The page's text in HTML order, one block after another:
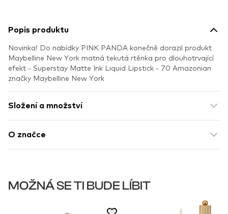
Popis produktu
Novinka! Do nabídky PINK PANDA konečně dorazil produkt
Maybelline New York matná tekutá rtěnka pro dlouhotrvající
efekt - Superstay Matte Ink Liquid Lipstick - 70 Amazonian
značky Maybelline New York
Složení a množství
O značce
MOŽNÁ SE TI BUDE LÍBIT